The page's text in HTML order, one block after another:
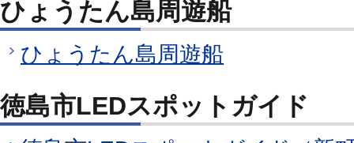
ひょうたん島周遊船
ひょうたん島周遊船
徳島市LEDスポットガイド